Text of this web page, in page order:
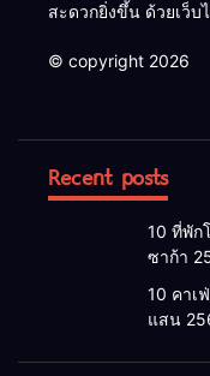
สะดวกยิ่งขึ้น ด้วยเว็บ
© copyright 2026
Recent posts
10 ที่พัก
ซาก้า
ที่ไหนดี
โรงแรม
ซาก้า ใ
10 คาเ
แสน
2026 เ